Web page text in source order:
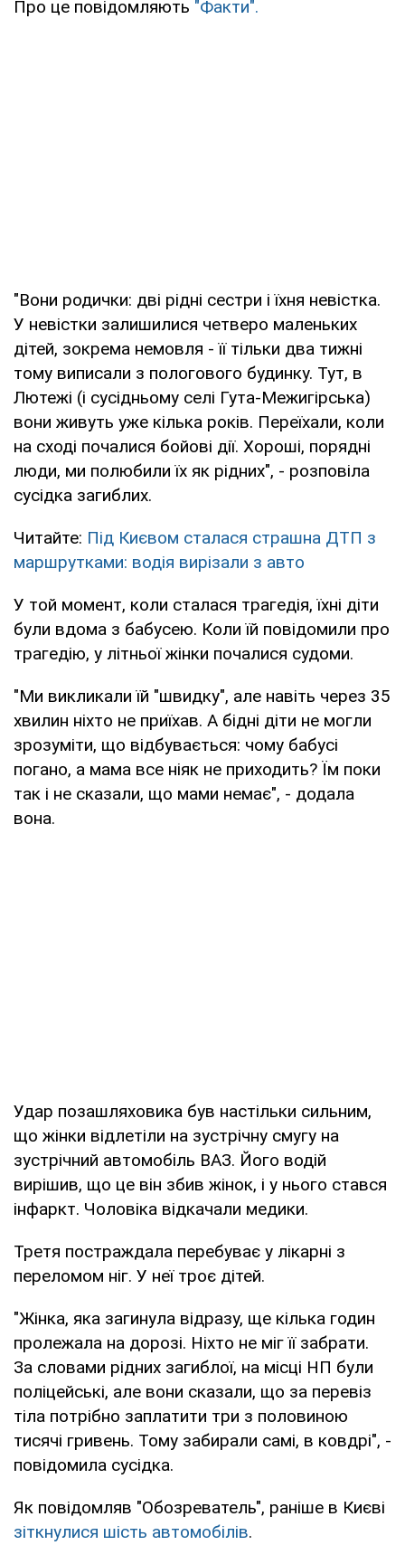
Про це повідомляють "Факти".
"Вони родички: дві рідні сестри і їхня невістка.
У невістки залишилися четверо маленьких
дітей, зокрема немовля - її тільки два тижні
тому виписали з пологового будинку. Тут, в
Лютежі (і сусідньому селі Гута-Межигірська)
вони живуть уже кілька років. Переїхали, коли
на сході почалися бойові дії. Хороші, порядні
люди, ми полюбили їх як рідних", - розповіла
сусідка загиблих.
Читайте: Під Києвом сталася страшна ДТП з
маршрутками: водія вирізали з авто
У той момент, коли сталася трагедія, їхні діти
були вдома з бабусею. Коли їй повідомили про
трагедію, у літньої жінки почалися судоми.
"Ми викликали їй "швидку", але навіть через 35
хвилин ніхто не приїхав. А бідні діти не могли
зрозуміти, що відбувається: чому бабусі
погано, а мама все ніяк не приходить? Їм поки
так і не сказали, що мами немає", - додала
вона.
Удар позашляховика був настільки сильним,
що жінки відлетіли на зустрічну смугу на
зустрічний автомобіль ВАЗ. Його водій
вирішив, що це він збив жінок, і у нього стався
інфаркт. Чоловіка відкачали медики.
Третя постраждала перебуває у лікарні з
переломом ніг. У неї троє дітей.
"Жінка, яка загинула відразу, ще кілька годин
пролежала на дорозі. Ніхто не міг її забрати.
За словами рідних загиблої, на місці НП були
поліцейські, але вони сказали, що за перевіз
тіла потрібно заплатити три з половиною
тисячі гривень. Тому забирали самі, в ковдрі", -
повідомила сусідка.
Як повідомляв "Обозреватель", раніше в Києві
зіткнулися шість автомобілів.